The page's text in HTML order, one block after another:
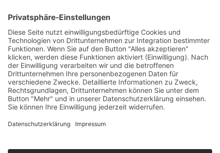
Alle Ergebnisse:
Nennungsliste
Gesamtergebnis Zeittraining 1+2 Original Zeitnahme
Startaufstellung
Original Zeitnahme
Ergebnis Rennen
Original Zeitnahme
Impressum